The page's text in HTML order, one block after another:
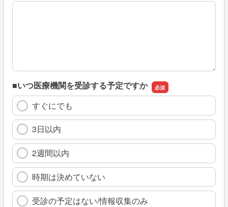
※具体的に、どのような情報を探していましたか
■いつ医療機関を受診する予定ですか
すぐにでも
3日以内
2週間以内
時期は決めていない
受診の予定はない/情報収集のみ